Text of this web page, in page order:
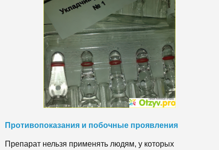
Противопоказания и побочные проявления
Препарат нельзя применять людям, у которых